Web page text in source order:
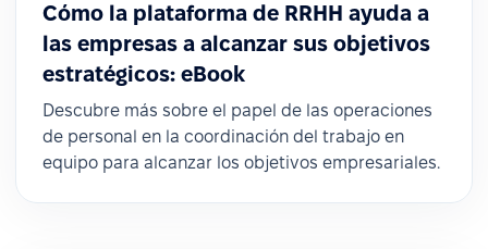
Cómo la plataforma de RRHH ayuda a
las empresas a alcanzar sus objetivos
estratégicos: eBook
Descubre más sobre el papel de las operaciones
de personal en la coordinación del trabajo en
equipo para alcanzar los objetivos empresariales.